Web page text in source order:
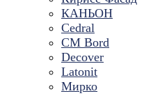
КАНЬОН
Cedral
CM Bord
Decover
Latonit
Мирко